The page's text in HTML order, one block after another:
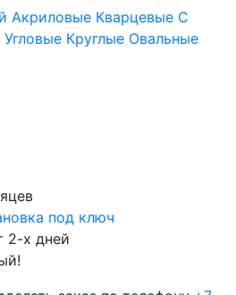
Акриловые Кварцевые С
Угловые Круглые Овальные
под ключ
2-х дней